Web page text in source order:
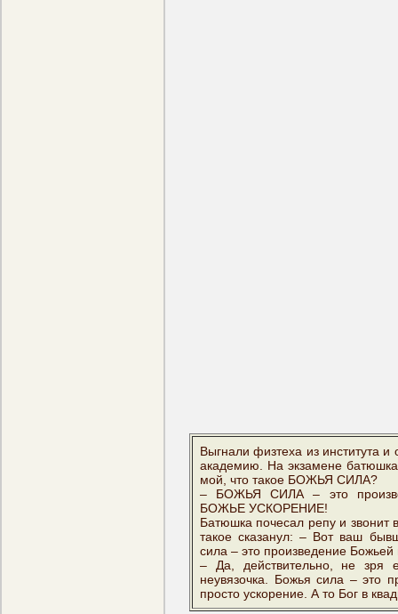
Выгнали физтеха из института
академию. Hа экзамене
мой, что такое БОЖЬЯ СИЛА?
– БОЖЬЯ СИЛА – это
БОЖЬЕ УСКОРЕHИЕ!
Батюшка почесал репу и звонит
такое сказанул: – Вот ваш
сила – это пpоизведение
– Да, действительно, не зpя
неувязочка. Божья сила – это
просто ускоpение. А то Бог в